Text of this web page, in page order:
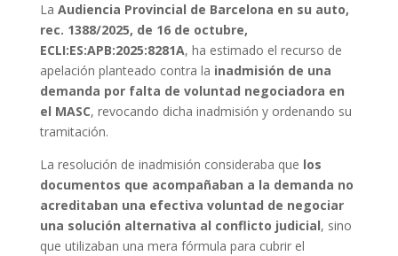
La Audiencia Provincial de Barcelona en su auto,
rec. 1388/2025, de 16 de octubre,
ECLI:ES:APB:2025:8281A, ha estimado el recurso de
apelación planteado contra la inadmisión de una
demanda por falta de voluntad negociadora en
el MASC, revocando dicha inadmisión y ordenando su
tramitación.
La resolución de inadmisión consideraba que los
documentos que acompañaban a la demanda no
acreditaban una efectiva voluntad de negociar
una solución alternativa al conflicto judicial, sino
que utilizaban una mera fórmula para cubrir el